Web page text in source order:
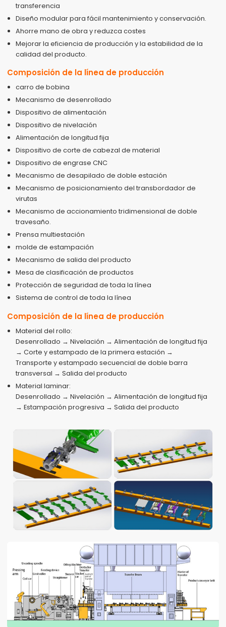
transferencia
Diseño modular para fácil mantenimiento y conservación.
Ahorre mano de obra y reduzca costes
Mejorar la eficiencia de producción y la estabilidad de la
calidad del producto.
Composición de la línea de producción
carro de bobina
Mecanismo de desenrollado
Dispositivo de alimentación
Dispositivo de nivelación
Alimentación de longitud fija
Dispositivo de corte de cabezal de material
Dispositivo de engrase CNC
Mecanismo de desapilado de doble estación
Mecanismo de posicionamiento del transbordador de
virutas
Mecanismo de accionamiento tridimensional de doble
travesaño.
Prensa multiestación
molde de estampación
Mecanismo de salida del producto
Mesa de clasificación de productos
Protección de seguridad de toda la línea
Sistema de control de toda la línea
Composición de la línea de producción
Material del rollo:
Desenrollado → Nivelación → Alimentación de longitud fija
→ Corte y estampado de la primera estación →
Transporte y estampado secuencial de doble barra
transversal → Salida del producto
Material laminar:
Desenrollado → Nivelación → Alimentación de longitud fija
→ Estampación progresiva → Salida del producto